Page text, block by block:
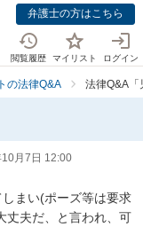
弁護士の方はこちら
閲覧履歴 マイリスト ログイン
の法律Q&A 法律Q&A「
月7日 12:00
まい(ポーズ等は要求
丈夫だ、と言われ、可